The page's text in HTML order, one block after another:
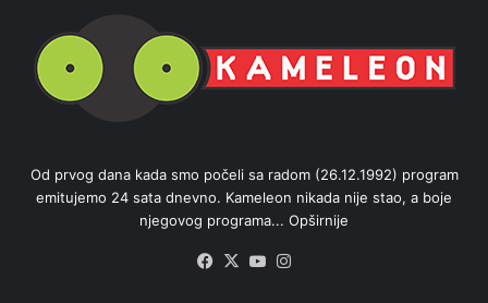
Od prvog dana kada smo počeli sa radom (26.12.1992) program
emitujemo 24 sata dnevno. Kameleon nikada nije stao, a boje
njegovog programa... Opširnije
Facebook
X YouTube